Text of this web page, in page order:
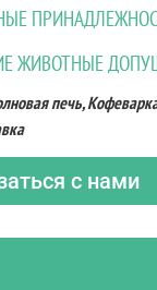
ЖИВОТНЫЕ
печь,
с нами